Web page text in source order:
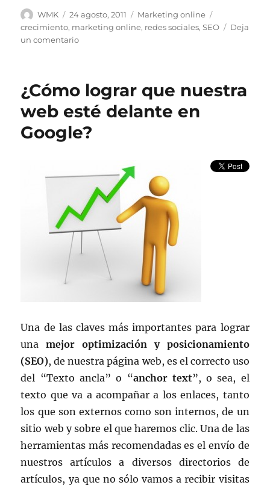
Autor
WMK
Publicado
el
24 agosto, 2011 Categorías
Marketing online
crecimiento, marketing online, redes sociales,SEO
Deja
un comentarioen
contenido:
prioridad
para
marcas
representantes,
en
año
2012
¿Cómo lograr que nuestra
web esté delante en
Google?
Una de las claves más importantes para lograr
unamejor optimización y posicionamiento
(SEO), de nuestra página web, es el correcto uso
del “Texto ancla” o “anchor text”, o sea, el
texto que va a acompañar a los enlaces, tanto
los que son externos como son internos, de un
sitio web y sobre el que haremos clic. Una de las
herramientas más recomendadas es el envío de
nuestros artículos a diversos directorios de
artículos, ya que no sólo vamos a recibir visitas